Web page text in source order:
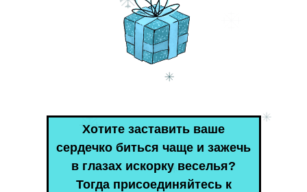
Хотите заставить ваше
сердечко биться чаще и зажечь
в глазах искорку веселья?
Тогда присоединяйтесь к